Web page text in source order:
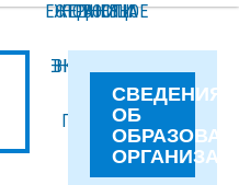
НОВОСТИ
ФАЙЛЫ
ЕЖЕДНЕВНОЕ
МЕНЮ ГОРЯЧЕГО
ПИТАНИЯ
СТРАНИЦА
ВКОНТАКТЕ
СВЕДЕНИЯ
ОБ